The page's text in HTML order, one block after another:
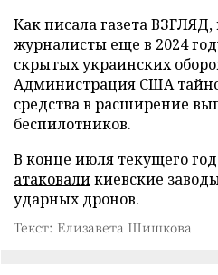
Как писала газета ВЗГЛЯД,
журналисты еще в 2024
скрытых украинских
Администрация США
средства в расширение
беспилотников.
В конце июля текущего
атаковаликиевские
ударных дронов.
Текст: Елизавета Шишкова